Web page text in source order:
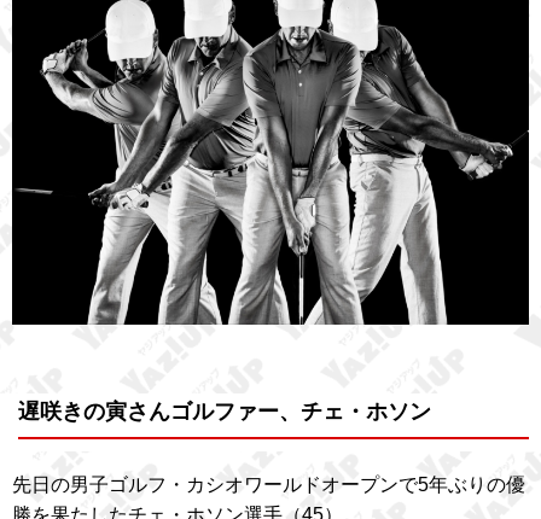
遅咲きの寅さんゴルファー、チェ・ホソン
先日の男子ゴルフ・カシオワールドオープンで5年ぶりの優
勝を果たしたチェ・ホソン選手（45）。